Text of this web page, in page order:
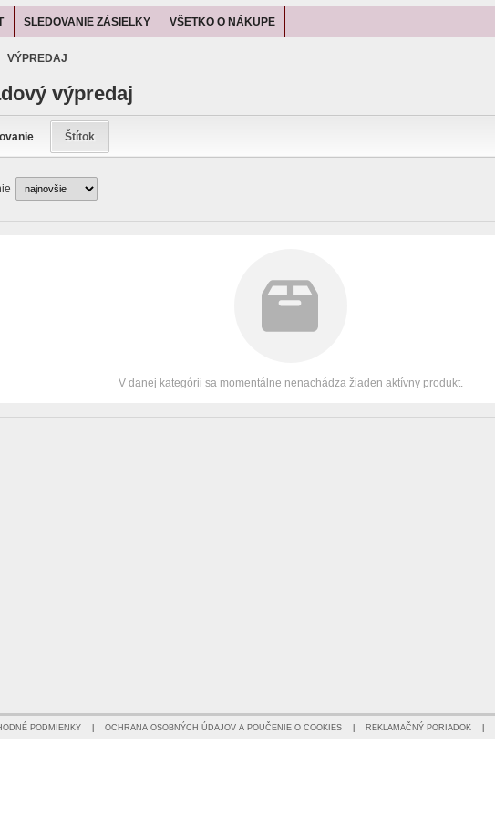
SLEDOVANIE ZÁSIELKY VŠETKO O NÁKUPE
VÝPREDAJ
výpredaj
Štítok
V danej kategórii sa momentálne nenachádza žiaden aktívny produkt.
PODMIENKY OCHRANA OSOBNÝCH ÚDAJOV A POUČENIE O COOKIES REKLAMAČNÝ PORIADOK